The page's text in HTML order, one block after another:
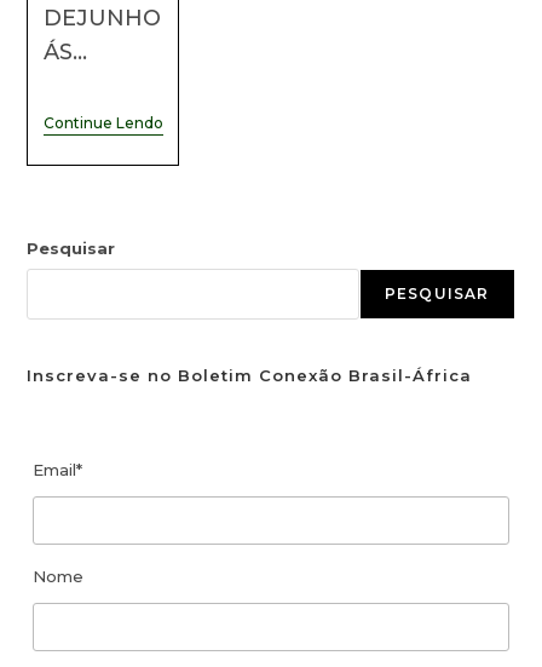
DEJUNHO
ÁS…
Continue Lendo
Pesquisar
PESQUISAR
Inscreva-se no Boletim Conexão Brasil-África
Email*
Nome